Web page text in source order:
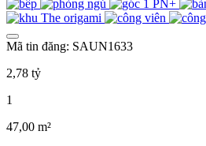
Mã tin đăng: SAUN1633
2,78 tỷ
1
47,00 m²